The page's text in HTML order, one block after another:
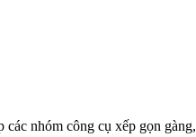
nhóm công cụ xếp gọn gàng,